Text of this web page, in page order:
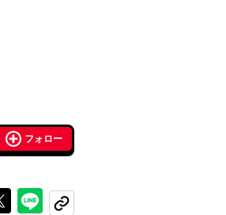
フォロー
Xで投稿するラインでシェアする
コピーする